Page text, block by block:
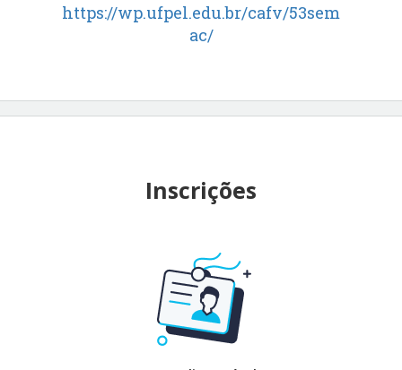
https://wp.ufpel.edu.br/cafv/53sem
ac/
Inscrições